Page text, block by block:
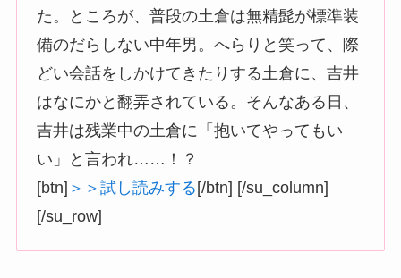
た。ところが、普段の土倉は無精髭が標準装
備のだらしない中年男。へらりと笑って、際
どい会話をしかけてきたりする土倉に、吉井
はなにかと翻弄されている。そんなある日、
吉井は残業中の土倉に「抱いてやってもい
い」と言われ……！？
[btn] ＞＞試し読みする [/btn] [/su_column]
[/su_row]